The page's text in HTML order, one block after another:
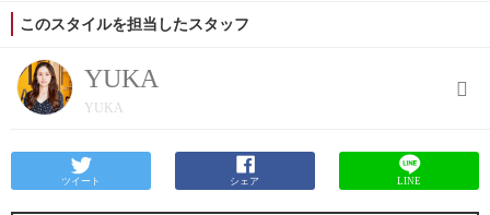
このスタイルを担当したスタッフ
YUKA
YUKA
ツイート シェア LINE